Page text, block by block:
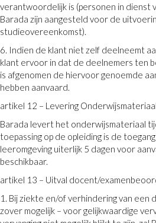
verantwoordelijk is (personen in dienst
Barada zijn aangesteld voor de
studieovereenkomst).
6. Indien de klant niet zelf deelneemt
klant ervoor in dat de deelnemers ten
is afgenomen de hiervoor genoemde
hebben aanvaard.
artikel 12 – Levering Onderwijsmateriaal
Barada levert het onderwijsmateriaal
toepassing op de opleiding is de
leeromgeving uiterlijk 5 dagen voor
beschikbaar.
artikel 13 – Uitval docent/
1. Bij ziekte en/of verhindering van een
zover mogelijk – voor gelijkwaardige